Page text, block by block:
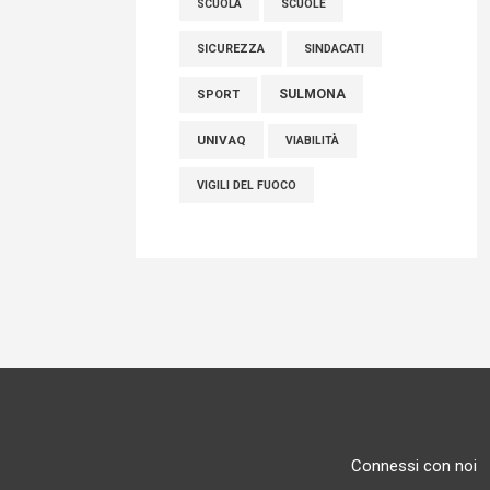
SCUOLA SCUOLE
SICUREZZA SINDACATI
SPORT SULMONA
UNIVAQ VIABILITÀ
VIGILI DEL FUOCO
Connessi con noi